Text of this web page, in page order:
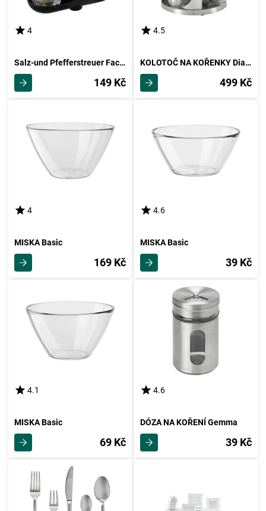
4
Salz-und Pfefferstreuer Fackelmann
149 Kč
4.5
KOLOTOČ NA KOŘENKY Diana - 13dílný
499 Kč
4
MISKA Basic
169 Kč
4.6
MISKA Basic
39 Kč
4.1
MISKA Basic
69 Kč
4.6
DÓZA NA KOŘENÍ Gemma
39 Kč